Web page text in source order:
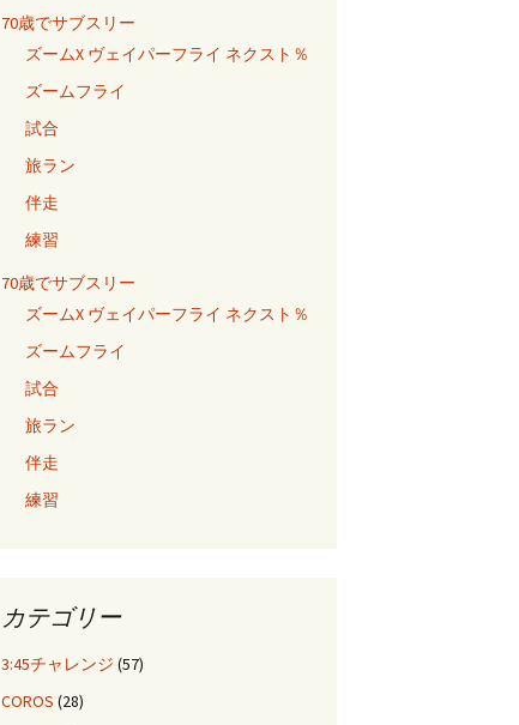
70歳でサブスリー
ズームX ヴェイパーフライ ネクスト％
ズームフライ
試合
旅ラン
伴走
練習
70歳でサブスリー
ズームX ヴェイパーフライ ネクスト％
ズームフライ
試合
旅ラン
伴走
練習
カテゴリー
3:45チャレンジ (57)
COROS (28)